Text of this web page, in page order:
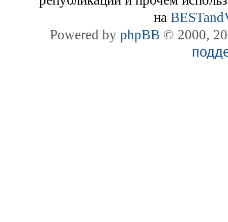
на
Powered by phpBB © 2000,